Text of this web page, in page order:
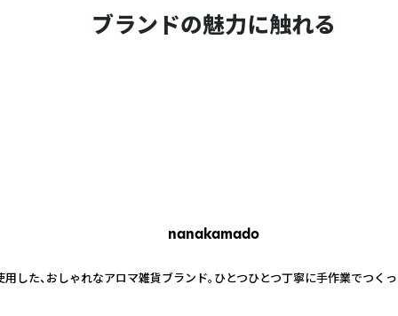
ブランドの魅力に触れる
nanakamado
した、おしゃれなアロマ雑貨ブランド。ひとつひとつ丁寧に手作業でつく